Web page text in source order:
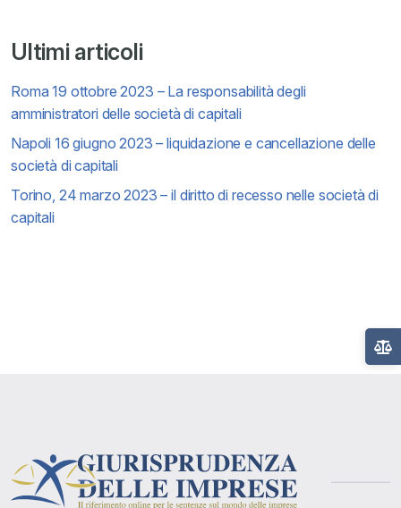
Ultimi articoli
Roma 19 ottobre 2023 – La responsabilità degli
amministratori delle società di capitali
Napoli 16 giugno 2023 – liquidazione e cancellazione delle
società di capitali
Torino, 24 marzo 2023 – il diritto di recesso nelle società di
capitali